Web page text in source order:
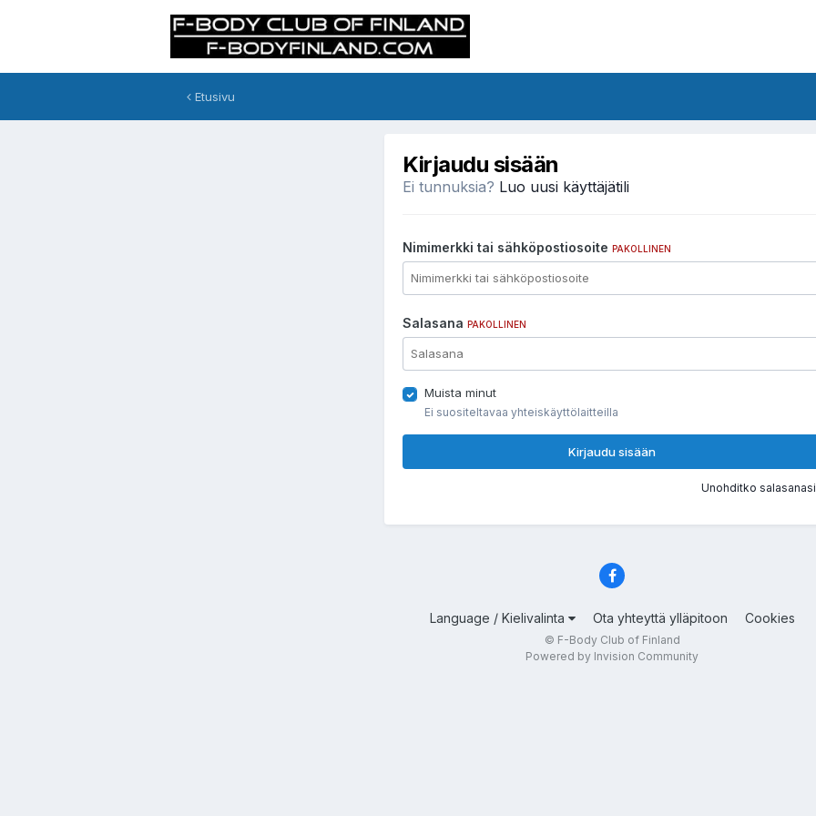
Etusivu
Kirjaudu sisään
Ei tunnuksia? Luo uusi käyttäjätili
Nimimerkki tai sähköpostiosoite PAKOLLINEN
Salasana PAKOLLINEN
Muista minut
Ei suositeltavaa yhteiskäyttölaitteilla
Kirjaudu sisään
Unohditko
Language / Kielivalinta Ota yhteyttä ylläpitoon Cookies
© F-Body Club of Finland
Powered by Invision Community